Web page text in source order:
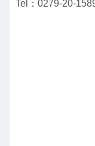
Tel：0279-20-